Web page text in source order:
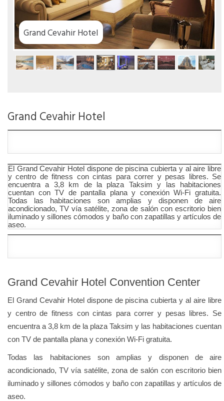
Grand Cevahir Hotel
El Grand Cevahir Hotel dispone de piscina cubierta y al aire libre
y centro de fitness con cintas para correr y pesas libres. Se
encuentra a 3,8 km de la plaza Taksim y las habitaciones
cuentan con TV de pantalla plana y conexión Wi-Fi gratuita.
Todas las habitaciones son amplias y disponen de aire
acondicionado, TV vía satélite, zona de salón con escritorio bien
iluminado y sillones cómodos y baño con zapatillas y artículos de
aseo.
Grand Cevahir Hotel Convention Center
El Grand Cevahir Hotel dispone de piscina cubierta y al aire libre
y centro de fitness con cintas para correr y pesas libres. Se
encuentra a 3,8 km de la plaza Taksim y las habitaciones cuentan
con TV de pantalla plana y conexión Wi-Fi gratuita.
Todas las habitaciones son amplias y disponen de aire
acondicionado, TV vía satélite, zona de salón con escritorio bien
iluminado y sillones cómodos y baño con zapatillas y artículos de
aseo.